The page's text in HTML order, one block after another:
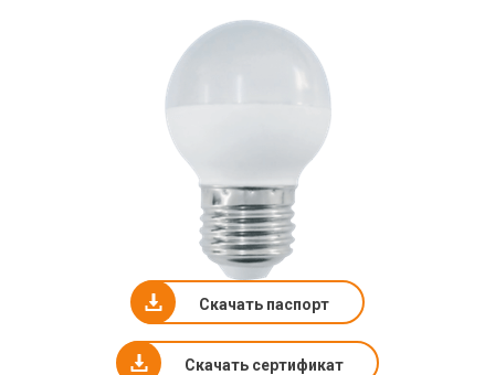
Скачать паспорт
Скачать сертификат